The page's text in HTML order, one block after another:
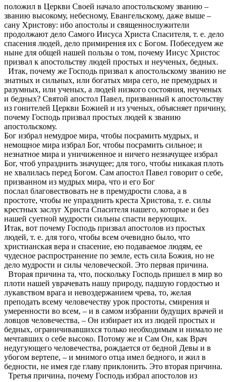
положил в Церкви Своей начало апостольскому званию –
званию высокому, небесному, Евангельскому, даже выше –
сану Христову: ибо апостолы и священнослужители
продолжают дело Самого Иисуса Христа Спасителя, т. е. дело
спасения людей, дело примирения их с Богом. Побеседуем же
ныне для общей нашей пользы о том, почему Иисус Христос
призвал к апостольству людей простых и неученых, бедных.
Итак, почему же Господь призвал к апостольскому званию не
знатных и сильных, или богатых мира сего, не премудрых и
разумных, или ученых, а людей низкого состояния, неученых
и бедных? Святой апостол Павел, призванный к апостольству
из гонителей Церкви Божией и из ученых, объясняет причину,
почему Господь призвал простых людей к званию
апостольскому.
Бог избрал немудрое мира, чтобы посрамить мудрых, и
немощное мира избрал Бог, чтобы посрамить сильное; и
незнатное мира и уничиженное и ничего незначущее избрал
Бог, чтоб упразднить значущее; для того, чтобы никакая плоть
не хвалилась перед Богом. Сам апостол Павел говорит о себе,
призванном из мудрых мира, что и его Бог
послал благовествовать не в премудрости слова, а в
простоте, чтобы не упразднить креста Христова, т. е. силы
крестных заслуг Христа Спасителя нашего, которые и без
нашей суетной мудрости сильны спасти верующих.
Итак, вот почему Господь призвал апостолов из простых
людей, т. е. для того, чтобы всем очевидно было, что
христианская вера и спасение, ею подаваемое людям, ее
чудесное распространение по земле, есть сила Божия, но не
дело мудрости и силы человеческой. Это первая причина.
Вторая причина та, что, поскольку Господь пришел в мир во
плоти нашей уврачевать нашу природу, падшую гордостью и
лукавством врага и невоздержанием чрева, то, желая
преподать всему человечеству урок простоты, смирения и
умеренности во всем, – и в самом избрании будущих врачей и
ловцов человечества, – Он избирает их из людей простых и
бедных, ограничивавшихся только необходимым и нимало не
мечтавших о себе высоко. Потому же и Сам Он, как Врач
недугующего человечества, рождается от бедной Девы и в
убогом вертепе, – и мнимого отца имел бедного, и жил в
бедности, не имея где главу приклонить. Это вторая причина.
Третья причина, почему Господь избрал апостолов из